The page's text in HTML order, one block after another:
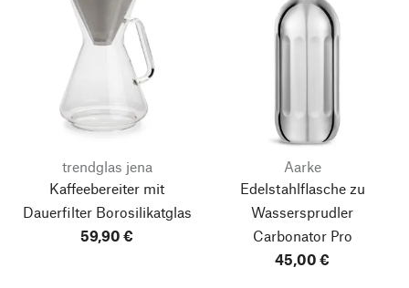
trendglas jena
Kaffeebereiter mit
Dauerfilter Borosilikatglas
59,90 €
Aarke
Edelstahlflasche zu
Wassersprudler
Carbonator Pro
45,00 €